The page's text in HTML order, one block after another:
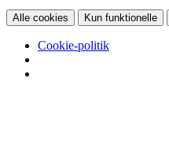
Alle cookies Kun funktionelle
Cookie-politik